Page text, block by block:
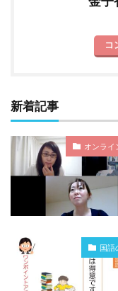
コ
新着記事
オンライ
国語